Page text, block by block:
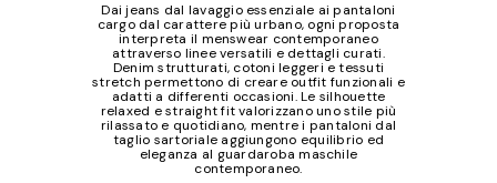
Dai jeans dal lavaggio essenziale ai pantaloni
cargo dal carattere più urbano, ogni proposta
interpreta il menswear contemporaneo
attraverso linee versatili e dettagli curati.
Denim strutturati, cotoni leggeri e tessuti
stretch permettono di creare outfit funzionali e
adatti a differenti occasioni. Le silhouette
relaxed e straight fit valorizzano uno stile più
rilassato e quotidiano, mentre i pantaloni dal
taglio sartoriale aggiungono equilibrio ed
eleganza al guardaroba maschile
contemporaneo.